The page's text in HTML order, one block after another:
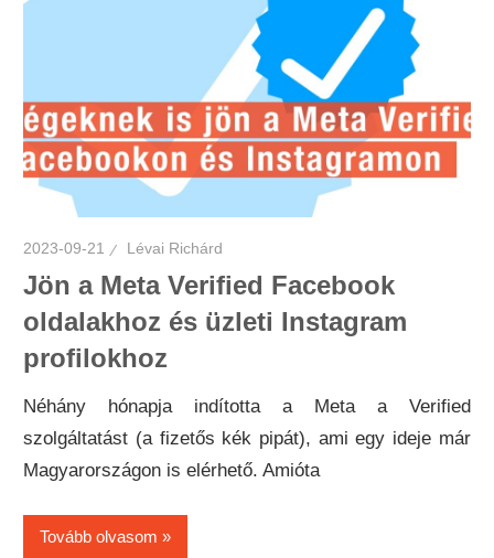
2023-09-21 Lévai Richárd
Jön a Meta Verified Facebook
oldalakhoz és üzleti Instagram
profilokhoz
Néhány hónapja indította a Meta a Verified
szolgáltatást (a fizetős kék pipát), ami egy ideje már
Magyarországon is elérhető. Amióta
Tovább olvasom